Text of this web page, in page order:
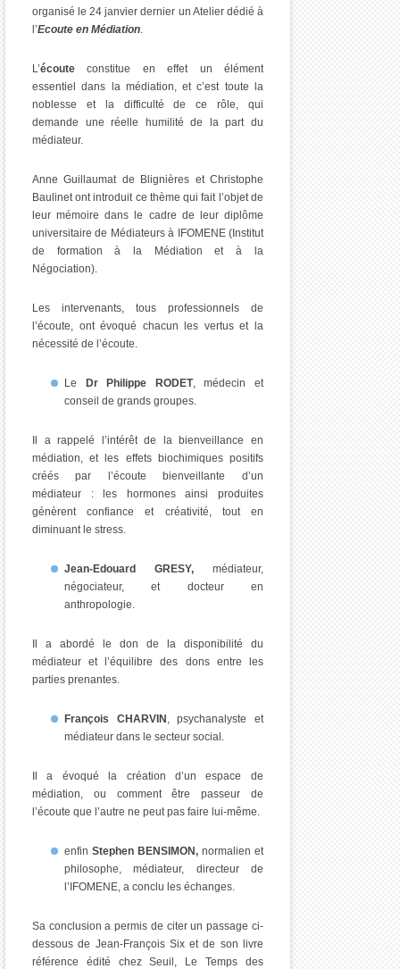
organisé le 24 janvier dernier un Atelier dédié à
l’Ecoute en Médiation.
L’écoute constitue en effet un élément
essentiel dans la médiation, et c’est toute la
noblesse et la difficulté de ce rôle, qui
demande une réelle humilité de la part du
médiateur.
Anne Guillaumat de Blignières et Christophe
Baulinet ont introduit ce thème qui fait l’objet de
leur mémoire dans le cadre de leur diplôme
universitaire de Médiateurs à IFOMENE (Institut
de formation à la Médiation et à la
Négociation).
Les intervenants, tous professionnels de
l’écoute, ont évoqué chacun les vertus et la
nécessité de l’écoute.
Le Dr Philippe RODET, médecin et
conseil de grands groupes.
Il a rappelé l’intérêt de la bienveillance en
médiation, et les effets biochimiques positifs
créés par l’écoute bienveillante d’un
médiateur : les hormones ainsi produites
génèrent confiance et créativité, tout en
diminuant le stress.
Jean-Edouard GRESY, médiateur,
négociateur, et docteur en
anthropologie.
Il a abordé le don de la disponibilité du
médiateur et l’équilibre des dons entre les
parties prenantes.
François CHARVIN , psychanalyste et
médiateur dans le secteur social.
Il a évoqué la création d’un espace de
médiation, ou comment être passeur de
l’écoute que l’autre ne peut pas faire lui-même.
enfin Stephen BENSIMON, normalien et
philosophe, médiateur, directeur de
l’IFOMENE, a conclu les échanges.
Sa conclusion a permis de citer un passage ci-
dessous de Jean-François Six et de son livre
référence édité chez Seuil, Le Temps des